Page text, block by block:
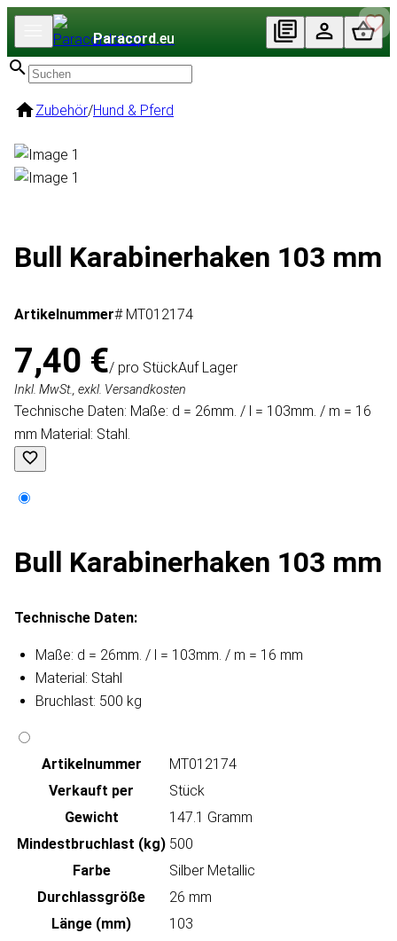
Paracord.eu
Zubehör/Hund & Pferd
Bull Karabinerhaken 103 mm
Artikelnummer# MT012174
7,40 €/ pro StückAuf Lager
Inkl. MwSt., exkl. Versandkosten
Technische Daten: Maße: d = 26mm. / l = 103mm. / m = 16
mm Material: Stahl.
Bull Karabinerhaken 103 mm
Technische Daten:
Maße: d = 26mm. / l = 103mm. / m = 16 mm
Material: Stahl
Bruchlast: 500 kg
Artikeln‌ummer
MT012174
Verkauft per
Stück
Gewicht
147.1 Gramm
Mindestbruchlast (kg) 500
Farbe
Silber Metallic
Durchlassgröße
26 mm
Länge (mm)
103